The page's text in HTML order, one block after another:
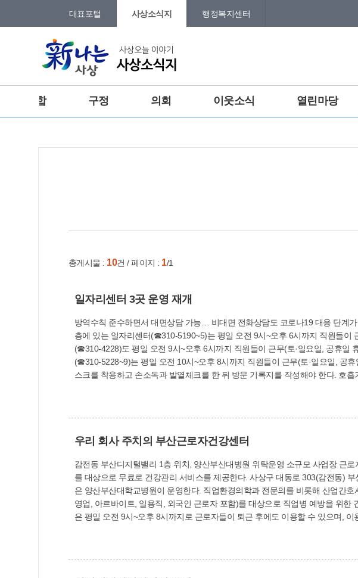
대표포털 사상소식지 행정복지센터
종합 구정 의회 이웃소식 열린마당
총게시물 : 10건 / 페이지 : 1/1
일자리센터 3곳 운영 재개
방역수칙 준수하면서 대면상담 가능… 비대면 전화상담도 코로나19 대응 단계가 ‘생활 속 거리 두기’로 전환됨에 따라 사상구 일자리+센터가 6월 1일부터 운영을 재개했다. 구청 6
층에 있는 일자리센터(☎310-5190~5)는 평일 오전 9시~오후 6시까지 직원들이 근무(토·일요일,
(☎310-4228)도 평일 오전 9시~오후 6시까지 직원들이 근무(토·일요일, 공휴일 휴무)하면서 대면 상담과 전화 상담
(☎310-5228~9)는 평일 오전 10시~오후 8시까지 직원들이 근무(토·일요일, 공휴일 휴무)하면서 대면 상담과 전
우리 회사 주치의 부산근로자건강센터
감전동 부산디지털밸리 1층 위치, 양산부산대병원 위탁운영 소규모 사업장 근로자 위해 건강관리 서비스 무료 제공 우리 회
를 대상으로 무료로 건강관리 서비스를 제공한다. 사상구 대동로 303(감전동) 부산디지털밸리 1층 111호에 위치한 ‘부산근로자건강센터’는 한국산업안전보건공단으로부터 위탁 받
은 양산부산대학교병원이 운영한다. 직업환경의학과 전문의를 비롯해 산업간호사, 물리치료사, 상담심리사 등 분야별 전문가들이 상주하면서 50인 미만 소규모 사업장 근로자(자
영업, 아르바이트, 일용직, 외국인 근로자 포함)를 대상으로 직업병 예방을 위